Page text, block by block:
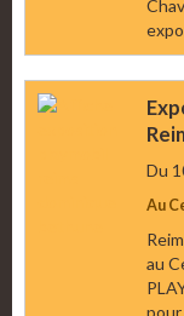
Du
Au
au
pour